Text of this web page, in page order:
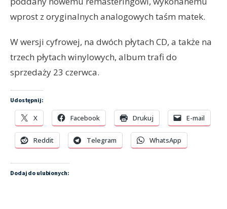
wprost z oryginalnych analogowych taśm matek.
W wersji cyfrowej, na dwóch płytach CD, a także na
trzech płytach winylowych, album trafi do
sprzedaży 23 czerwca.
Udostępnij:
X Facebook Drukuj E-mail
Reddit Telegram WhatsApp
Dodaj do ulubionych: